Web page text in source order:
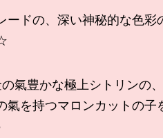
ードの、深い神秘的な色彩
の氣豊かな極上シトリンの、
氣を持つマロンカットの子